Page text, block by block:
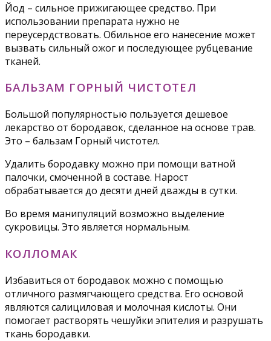
Йод – сильное прижигающее средство. При
использовании препарата нужно не
переусердствовать. Обильное его нанесение может
вызвать сильный ожог и последующее рубцевание
тканей.
БАЛЬЗАМ ГОРНЫЙ ЧИСТОТЕЛ
Большой популярностью пользуется дешевое
лекарство от бородавок, сделанное на основе трав.
Это – бальзам Горный чистотел.
Удалить бородавку можно при помощи ватной
палочки, смоченной в составе. Нарост
обрабатывается до десяти дней дважды в сутки.
Во время манипуляций возможно выделение
сукровицы. Это является нормальным.
КОЛЛОМАК
Избавиться от бородавок можно с помощью
отличного размягчающего средства. Его основой
являются салициловая и молочная кислоты. Они
помогает растворять чешуйки эпителия и разрушать
ткань бородавки.